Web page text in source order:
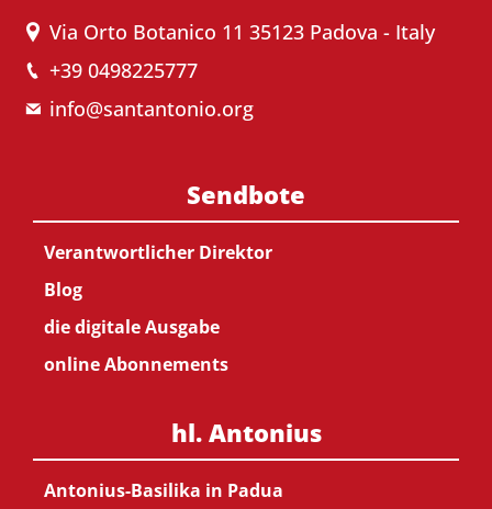
Via Orto Botanico 11 35123 Padova - Italy
+39 0498225777
info@santantonio.org
Sendbote
Verantwortlicher Direktor
Blog
die digitale Ausgabe
online Abonnements
hl. Antonius
Antonius-Basilika in Padua